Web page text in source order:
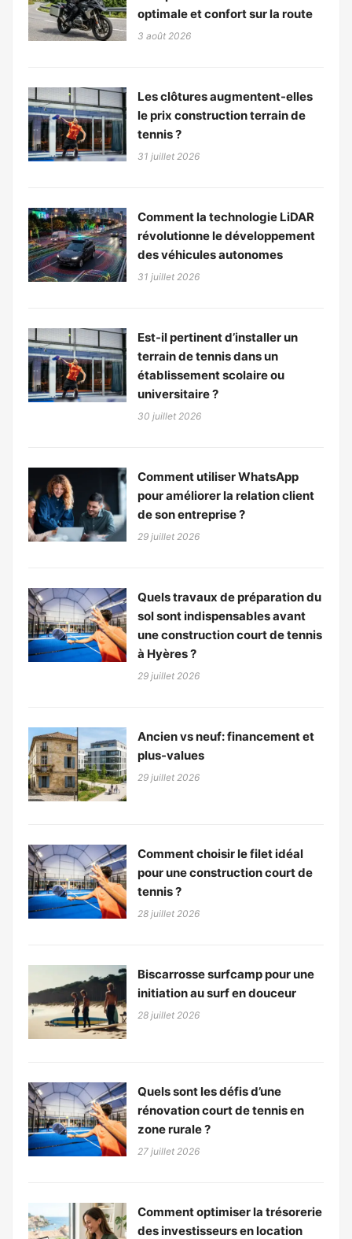
optimale et confort sur la route
3 août 2026
Les clôtures augmentent-elles
le prix construction terrain de
tennis ?
31 juillet 2026
Comment la technologie LiDAR
révolutionne le développement
des véhicules autonomes
31 juillet 2026
Est-il pertinent d’installer un
terrain de tennis dans un
établissement scolaire ou
universitaire ?
30 juillet 2026
Comment utiliser WhatsApp
pour améliorer la relation client
de son entreprise ?
29 juillet 2026
Quels travaux de préparation du
sol sont indispensables avant
une construction court de tennis
à Hyères ?
29 juillet 2026
Ancien vs neuf: financement et
plus-values
29 juillet 2026
Comment choisir le filet idéal
pour une construction court de
tennis ?
28 juillet 2026
Biscarrosse surfcamp pour une
initiation au surf en douceur
28 juillet 2026
Quels sont les défis d’une
rénovation court de tennis en
zone rurale ?
27 juillet 2026
Comment optimiser la trésorerie
des investisseurs en location